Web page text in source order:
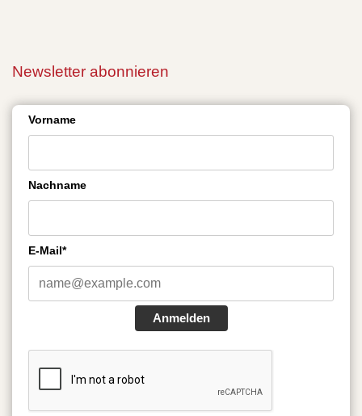
Newsletter abonnieren
Vorname
Nachname
E-Mail*
Anmelden